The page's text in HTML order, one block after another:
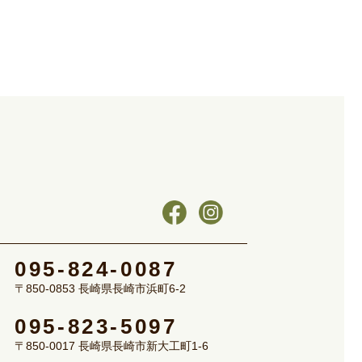
095-824-0087
〒850-0853 長崎県長崎市浜町6-2
095-823-5097
〒850-0017 長崎県長崎市新大工町1-6